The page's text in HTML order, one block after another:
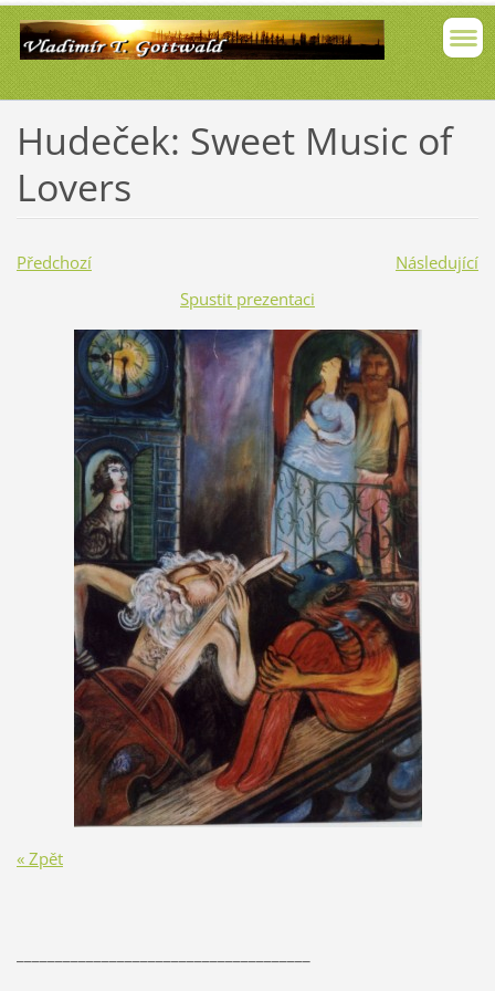
Hudeček: Sweet Music of
Lovers
Předchozí
Následující
Spustit prezentaci
« Zpět